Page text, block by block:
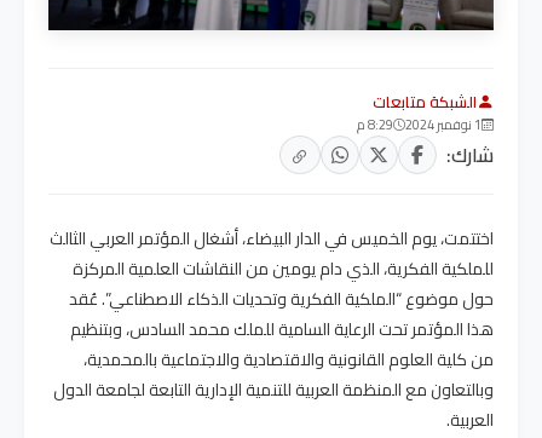
الشبكة متابعات
1 نوفمبر 2024 8:29 م
شارك:
اختتمت، يوم الخميس في الدار البيضاء، أشغال المؤتمر العربي الثالث
للملكية الفكرية، الذي دام يومين من النقاشات العلمية المركزة
حول موضوع “الملكية الفكرية وتحديات الذكاء الاصطناعي”. عُقد
هذا المؤتمر تحت الرعاية السامية للملك محمد السادس، وبتنظيم
من كلية العلوم القانونية والاقتصادية والاجتماعية بالمحمدية،
وبالتعاون مع المنظمة العربية للتنمية الإدارية التابعة لجامعة الدول
العربية.